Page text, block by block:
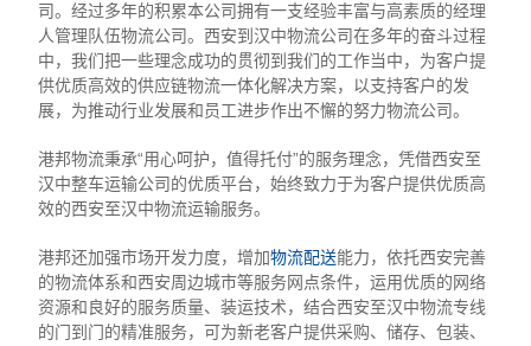
司。经过多年的积累本公司拥有一支经验丰富与高素质的经理
人管理队伍物流公司。西安到汉中物流公司在多年的奋斗过程
中，我们把一些理念成功的贯彻到我们的工作当中，为客户提
供优质高效的供应链物流一体化解决方案，以支持客户的发
展，为推动行业发展和员工进步作出不懈的努力物流公司。
港邦物流秉承“用心呵护，值得托付”的服务理念，凭借西安至
汉中整车运输公司的优质平台，始终致力于为客户提供优质高
效的西安至汉中物流运输服务。
港邦还加强市场开发力度，增加物流配送能力，依托西安完善
的物流体系和西安周边城市等服务网点条件，运用优质的网络
资源和良好的服务质量、装运技术，结合西安至汉中物流专线
的门到门的精准服务，可为新老客户提供采购、储存、包装、